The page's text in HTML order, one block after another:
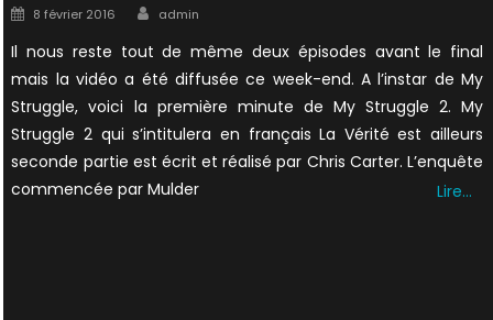
Posted
8 février 2016 Author
admin
Il nous reste tout de même deux épisodes avant le final
mais la vidéo a été diffusée ce week-end. A l’instar de My
Struggle, voici la première minute de My Struggle 2. My
Struggle 2 qui s’intitulera en français La Vérité est ailleurs
seconde partie est écrit et réalisé par Chris Carter. L’enquête
commencée par Mulder
Lire…